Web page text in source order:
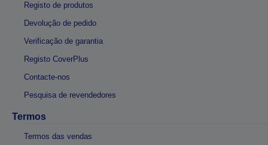
Registo de produtos
Devolução de pedido
Verificação de garantia
Registo CoverPlus
Contacte-nos
Pesquisa de revendedores
Termos
Termos das vendas